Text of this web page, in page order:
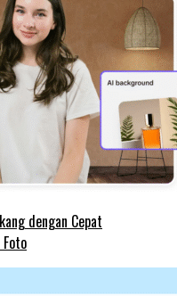
dengan Cepat